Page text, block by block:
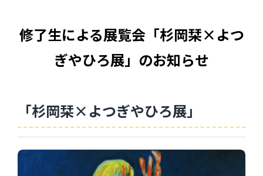
イベントレポート
修了生による展覧会「杉岡栞×よつ
ぎやひろ展」のお知らせ
「杉岡栞×よつぎやひろ展」